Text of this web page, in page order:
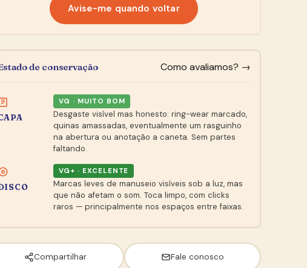
Avise-me quando voltar
de conservação Como avaliamos? →
VG · MUITO BOM
Desgaste visível mas honesto: ring-wear marcado,
quinas amassadas, eventualmente um rasguinho
na abertura ou anotação a caneta. Sem partes
faltando.
VG+ · EXCELENTE
Marcas leves de manuseio visíveis sob a luz, mas
que não afetam o som. Toca limpo, com clicks
raros — principalmente nos espaços entre faixas.
Compartilhar Fale conosco